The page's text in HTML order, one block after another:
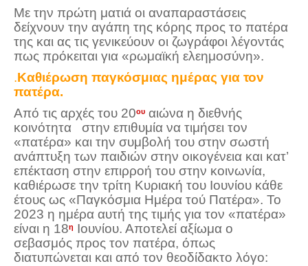
Με την πρώτη ματιά οι αναπαραστάσεις
δείχνουν την αγάπη της κόρης προς το πατέρα
της και ας τις γενικεύουν οι ζωγράφοι λέγοντάς
πως πρόκειται για «ρωμαϊκή ελεημοσύνη».
.Καθιέρωση παγκόσμιας ημέρας για τον
πατέρα.
Από τις αρχές του 20ου αιώνα η διεθνής
κοινότητα στην επιθυμία να τιμήσει τον
«πατέρα» και την συμβολή του στην σωστή
ανάπτυξη των παιδιών στην οικογένεια και κατ’
επέκταση στην επιρροή του στην κοινωνία,
καθιέρωσε την τρίτη Κυριακή του Ιουνίου κάθε
έτους ως «Παγκόσμια Ημέρα τού Πατέρα». Το
2023 η ημέρα αυτή της τιμής για τον «πατέρα»
είναι η 18η Ιουνίου. Αποτελεί αξίωμα ο
σεβασμός προς τον πατέρα, όπως
διατυπώνεται και από τον θεοδίδακτο λόγο: